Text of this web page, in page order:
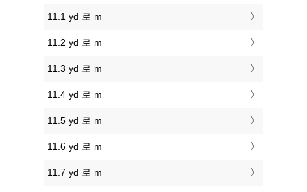
11.1 yd 로 m
11.2 yd 로 m
11.3 yd 로 m
11.4 yd 로 m
11.5 yd 로 m
11.6 yd 로 m
11.7 yd 로 m